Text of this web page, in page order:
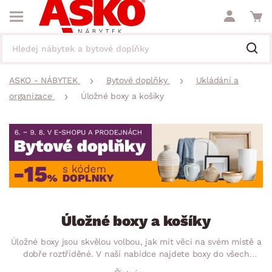
ASKO - NÁBYTEK Bytové doplňky
Ukládání a
organizace
Úložné boxy a košíky
Úložné boxy a košíky
Úložné boxy jsou skvělou volbou, jak mít věci na svém místě a
dobře roztříděné. V naší nabídce najdete boxy do všech